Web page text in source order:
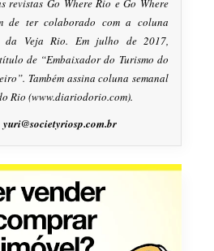
revistas Go Where Rio e Go Where
de ter colaborado com a coluna
da Veja Rio. Em julho de 2017,
de “Embaixador do Turismo do
Também assina coluna semanal
Rio (www.diariodorio.com).
yuri@societyriosp.com.br